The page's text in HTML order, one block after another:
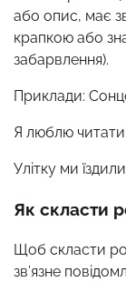
або опис, має
крапкою або
забарвлення).
Приклади:
Я люблю
Улітку ми
Як скласти
Щоб скласти
зв’язне